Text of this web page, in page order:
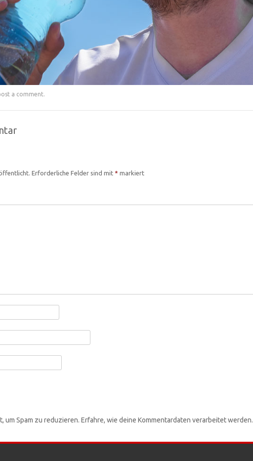
a comment.
Erforderliche Felder sind mit * markiert
um Spam zu reduzieren. Erfahre, wie deine Kommentardaten verarbeitet werden.